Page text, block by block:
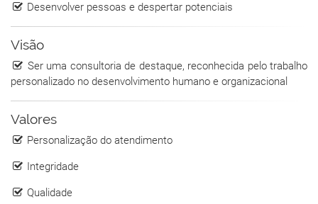
Desenvolver pessoas e despertar potenciais
Visão
Ser uma consultoria de destaque, reconhecida pelo trabalho
personalizado no desenvolvimento humano e organizacional
Valores
Personalização do atendimento
Integridade
Qualidade